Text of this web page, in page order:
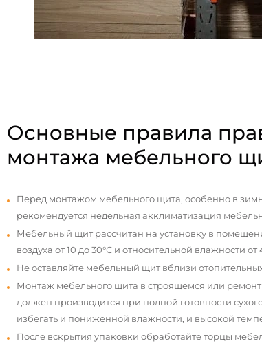
Основные правила
монтажа мебельного
Перед монтажом мебельного щита, особенно в
рекомендуется недельная акклиматизация
Мебельный щит рассчитан на установку в
воздуха от 10 до 30°С и относительной влажности от
Не оставляйте мебельный щит вблизи
Монтаж мебельного щита в строящемся или
должен производится при полной готовности
избегать и пониженной влажности, и высокой
После вскрытия упаковки обработайте торцы